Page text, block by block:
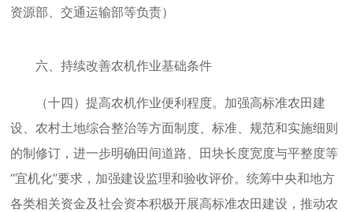
资源部、交通运输部等负责）
六、持续改善农机作业基础条件
（十四）提高农机作业便利程度。加强高标准农田建
设、农村土地综合整治等方面制度、标准、规范和实施细则
的制修订，进一步明确田间道路、田块长度宽度与平整度等
“宜机化”要求，加强建设监理和验收评价。统筹中央和地方
各类相关资金及社会资本积极开展高标准农田建设，推动农